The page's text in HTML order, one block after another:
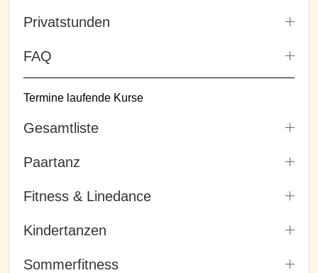
Privatstunden
FAQ
Termine laufende Kurse
Gesamtliste
Paartanz
Fitness & Linedance
Kindertanzen
Sommerfitness